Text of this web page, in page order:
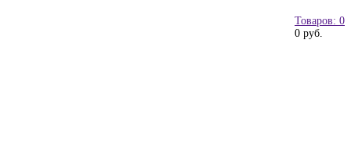
Товаров: 0
0 руб.